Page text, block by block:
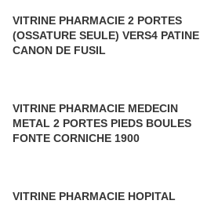
VITRINE PHARMACIE 2 PORTES
(OSSATURE SEULE) VERS4 PATINE
CANON DE FUSIL
VITRINE PHARMACIE MEDECIN
METAL 2 PORTES PIEDS BOULES
FONTE CORNICHE 1900
VITRINE PHARMACIE HOPITAL